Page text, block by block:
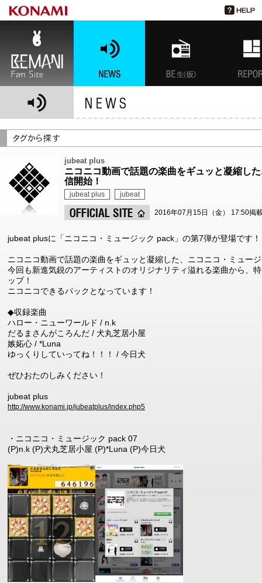
jubeat plus
ニコニコ動画で話題の楽曲をギュッと凝縮し
信開始！
jubeat plus jubeat
2016年07月15日（金） 17:50掲
jubeat plusに「ニコニコ・ミュージック pack」の第7弾が登場です
ニコニコ動画で話題の楽曲をギュッと凝縮した、ニコニコ・ミュー
今回も新進気鋭のアーティストのオリジナリティ溢れる楽曲から、
ップ！
ニコニコできるパックとなっています！
◆収録楽曲
ハロー・ニューワールド / n.k
だるまさんがころんだ / 犬丸芝居小屋
嫉妬心 / *Luna
ゆっくりしていってね！！！ / 今日犬
ぜひおたのしみください！
jubeat plus
http://www.konami.jp/jubeatplus/index.php5
・ニコニコ・ミュージック pack 07
(P)n.k (P)犬丸芝居小屋 (P)*Luna (P)今日犬